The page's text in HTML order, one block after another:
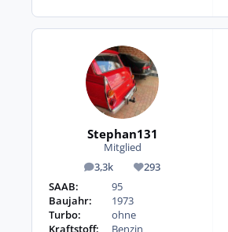
Stephan131
Mitglied
3,3k
Beiträge 293
Reputation
SAAB:
95
Baujahr:
1973
Turbo:
ohne
Kraftstoff:
Benzin